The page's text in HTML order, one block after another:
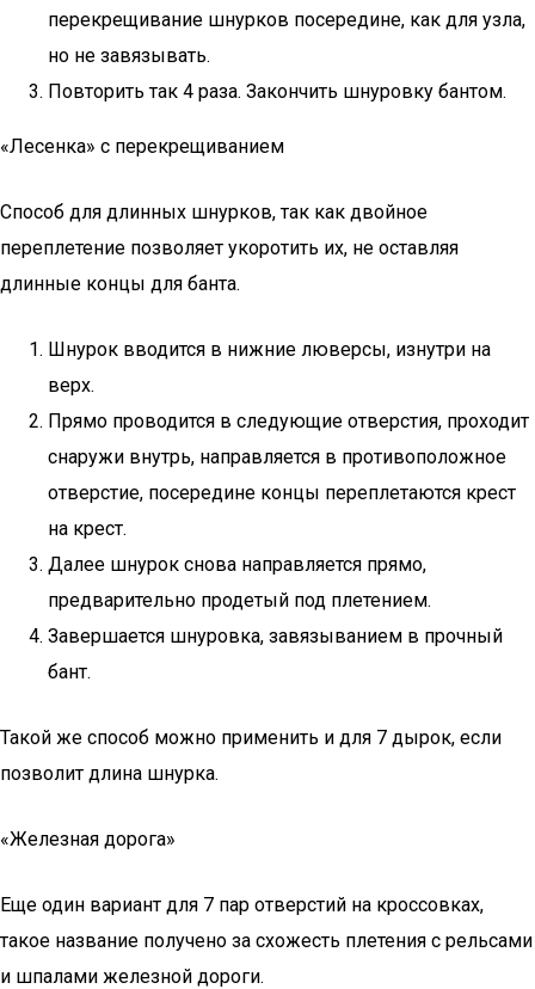
перекрещивание шнурков посередине, как для узла,
но не завязывать.
Повторить так 4 раза. Закончить шнуровку бантом.
«Лесенка» с перекрещиванием
Способ для длинных шнурков, так как двойное
переплетение позволяет укоротить их, не оставляя
длинные концы для банта.
Шнурок вводится в нижние люверсы, изнутри на
верх.
Прямо проводится в следующие отверстия, проходит
снаружи внутрь, направляется в противоположное
отверстие, посередине концы переплетаются крест
на крест.
Далее шнурок снова направляется прямо,
предварительно продетый под плетением.
Завершается шнуровка, завязыванием в прочный
бант.
Такой же способ можно применить и для 7 дырок, если
позволит длина шнурка.
«Железная дорога»
Еще один вариант для 7 пар отверстий на кроссовках,
такое название получено за схожесть плетения с рельсами
и шпалами железной дороги.